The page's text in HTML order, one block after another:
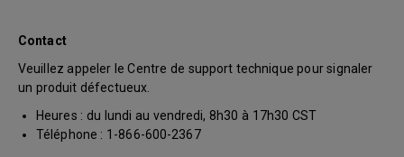
Contact
Veuillez appeler le Centre de support technique pour signaler
un produit défectueux.
Heures : du lundi au vendredi, 8h30 à 17h30 CST
Téléphone : 1-866-600-2367